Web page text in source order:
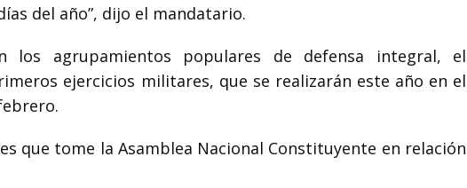
del año”, dijo el mandatario.
los agrupamientos populares de defensa integral, el
ejercicios militares, que se realizarán este año en el
que tome la Asamblea Nacional Constituyente en relación